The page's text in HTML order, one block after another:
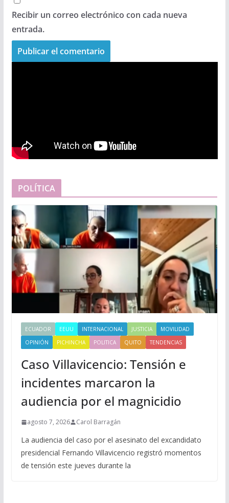
Recibir un correo electrónico con cada nueva
entrada.
POLÍTICA
ECUADOR EEUU INTERNACIONAL JUSTICIA
MOVILIDAD
OPINIÓN
PICHINCHA POLITICA QUITO TENDENCIAS
Caso Villavicencio: Tensión e
incidentes marcaron la
audiencia por el magnicidio
agosto 7, 2026 Carol Barragán
La audiencia del caso por el asesinato del excandidato
presidencial Fernando Villavicencio registró momentos
de tensión este jueves durante la